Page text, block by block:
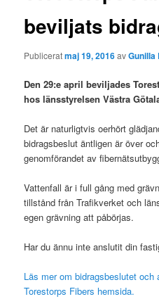
beviljats
Publiceratmaj 19, 2016avGunilla
Den 29:e april beviljades
hos länsstyrelsen Västra
Det är naturligtvis oerhört
bidragsbeslut äntligen är över
genomförandet av
Vattenfall är i full gång med
tillstånd från Trafikverket och
egen grävning att påbörjas.
Har du ännu inte anslutit din
Läs mer om bidragsbeslutet och
Torestorps Fibers hemsida.